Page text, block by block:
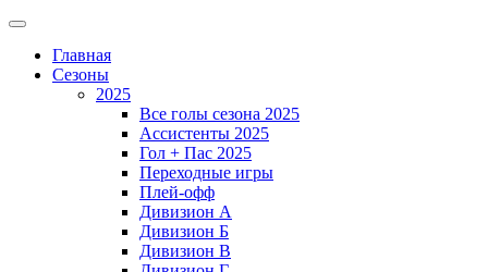
Главная
Сезоны
2025
Все голы сезона 2025
Ассистенты 2025
Гол + Пас 2025
Переходные игры
Плей-офф
Дивизион A
Дивизион Б
Дивизион В